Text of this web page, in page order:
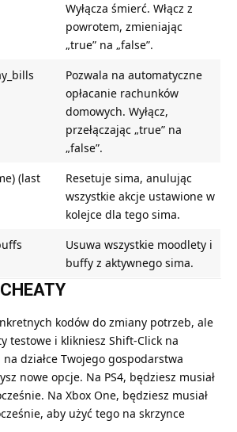
Wyłącza śmierć. Włącz z
powrotem, zmieniając
„true” na „false”.
Pozwala na automatyczne
opłacanie rachunków
domowych. Wyłącz,
przełączając „true” na
„false”.
(last
Resetuje sima, anulując
wszystkie akcje ustawione w
kolejce dla tego sima.
Usuwa wszystkie moodlety i
buffy z aktywnego sima.
kodów do zmiany potrzeb, ale
testowe i klikniesz Shift-Click na
działce Twojego gospodarstwa
nowe opcje. Na PS4, będziesz musiał
Na Xbox One, będziesz musiał
aby użyć tego na skrzynce